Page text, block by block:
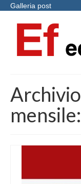
Galleria post
Archivio